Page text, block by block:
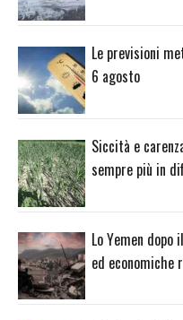
Le previsioni
6 agosto
Siccità e
sempre più in
Lo Yemen
ed economiche